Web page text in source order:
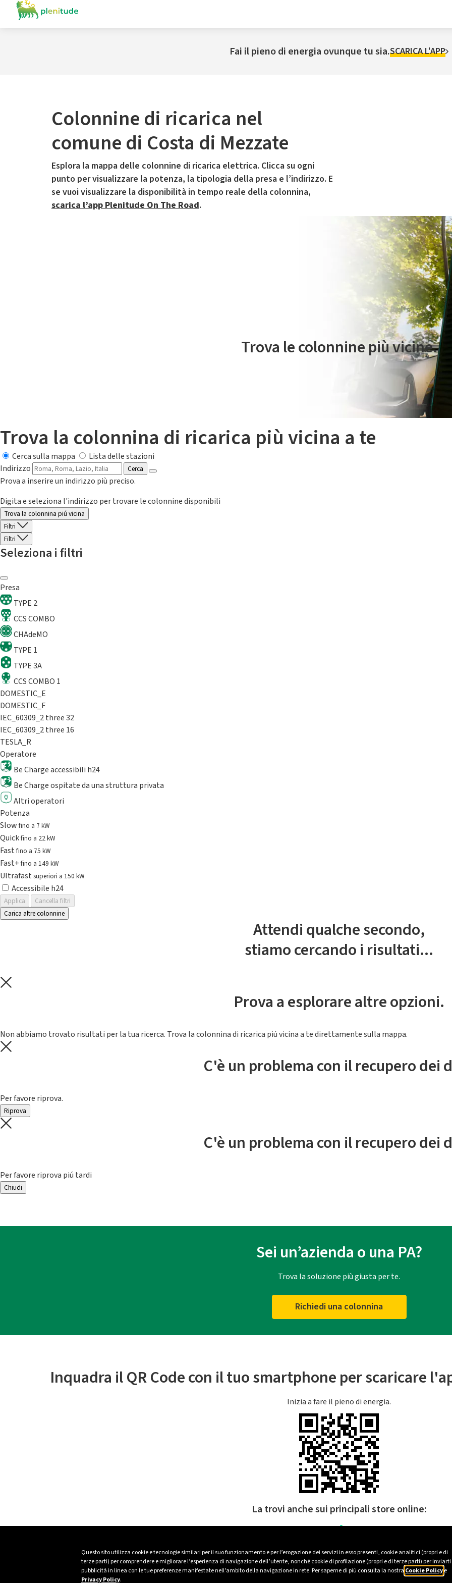
Questo sito utilizza cookie e tecnologie similari per il suo funzionamento e per l’erogazione dei servizi in esso presenti, cookie analitici (propri e di
terze parti) per comprendere e migliorare l’esperienza di navigazione dell’utente, nonché cookie di profilazione (propri e di terze parti) per inviarti
pubblicità in linea con le tue preferenze manifestate nell’ambito della navigazione in rete. Per saperne di più consulta la nostra Cookie Policye
Privacy Policy.
Fai il pieno di energia ovunque tu sia.SCARICA L'APP
Colonnine di ricarica nel
comune di Costa di Mezzate
Esplora la mappa delle colonnine di ricarica elettrica. Clicca su ogni
punto per visualizzare la potenza, la tipologia della presa e l’indirizzo. E
se vuoi visualizzare la disponibilità in tempo reale della colonnina,
scarica l’app Plenitude On The Road.
Il servizio di mobilità elettrica è gestito da Plenitude On The Road
Trova le colonnine più vicine.
Trova la colonnina di ricarica più vicina a te
Cerca sulla mappa
Lista delle stazioni
Indirizzo
Cerca
Prova a inserire un indirizzo più preciso.
Digita e seleziona l'indirizzo per trovare le colonnine disponibili
Trova la colonnina piú vicina
Filtri
Filtri
Seleziona i filtri
Presa
TYPE 2
CCS COMBO
CHAdeMO
TYPE 1
TYPE 3A
CCS COMBO 1
DOMESTIC_E
DOMESTIC_F
IEC_60309_2 three 32
IEC_60309_2 three 16
TESLA_R
Operatore
Be Charge accessibili h24
Be Charge ospitate da una struttura privata
Altri operatori
Potenza
Slowfino a 7 kW
Quickfino a 22 kW
Fastfino a 75 kW
Fast+fino a 149 kW
Ultrafast superiori a 150 kW
Accessibile h24
Applica
Cancella filtri
Carica altre colonnine
Attendi qualche secondo,
stiamo cercando i risultati...
Prova a esplorare altre opzioni.
Non abbiamo trovato risultati per la tua ricerca. Trova la colonnina di ricarica piú vicina a te direttamente sulla mappa.
C'è un problema con il recupero dei
Per favore riprova.
Riprova
C'è un problema con il recupero dei
Per favore riprova piú tardi
Chiudi
Sei un’azienda o una PA?
Trova la soluzione più giusta per te.
Richiedi una colonnina
Inquadra il QR Code con il tuo smartphone per scaricare
Inizia a fare il pieno di energia.
La trovi anche sui principali store online: